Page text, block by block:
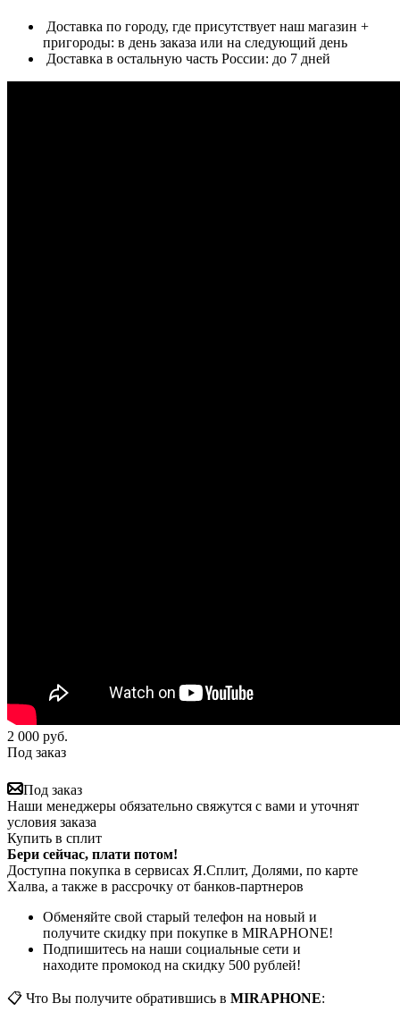
Доставка по городу, где присутствует наш магазин +
пригороды: в день заказа или на следующий день
Доставка в остальную часть России: до 7 дней
2 000 руб.
Под заказ
Под заказ
Наши менеджеры обязательно свяжутся с вами и уточнят
условия заказа
Купить в сплит
Бери сейчас, плати потом!
Доступна покупка в сервисах Я.Сплит, Долями, по карте
Халва, а также в рассрочку от банков-партнеров
Обменяйте свой старый телефон на новый и
получите скидку при покупке в MIRAPHONE!
Подпишитесь на наши социальные сети и
находите промокод на скидку 500 рублей!
📋 Что Вы получите обратившись в MIRAPHONE: